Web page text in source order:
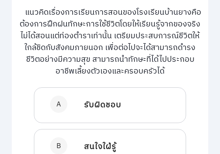
แนวคิดเรื่องการเรียนการสอนของโรงเรียนบ้านยางคือ
ต้องการฝึกฝนทักษะการใช้ชีวิตโดยให้เรียนรู้จากของจริง
ไม่ได้สอนแต่ท่องตำราเท่านั้น เตรียมประสบการณ์ชีวิตให้
ใกล้ชิดกับสังคมภายนอก เพื่อต่อไปจะได้สามารถดำรง
ชีวิตอย่างมีความสุข สามารถนำทักษะที่ได้ไปประกอบ
อาชีพเลี้ยงตัวเองและครอบครัวได้
A รับผิดชอบ
B สนใจใฝ่รู้